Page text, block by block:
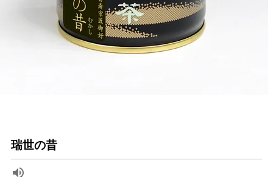
瑞世の昔